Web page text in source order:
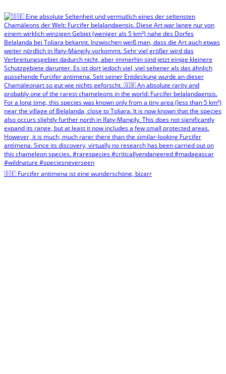
🇩🇪 Furcifer antimena ist eine wunderschöne, bizarr